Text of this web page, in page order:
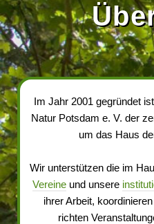
Im Jahr 2001 gegründet
Natur Potsdam e. V. der
um das Haus
Wir unterstützen die im
Vereine und unsere
ihrer Arbeit,
richten